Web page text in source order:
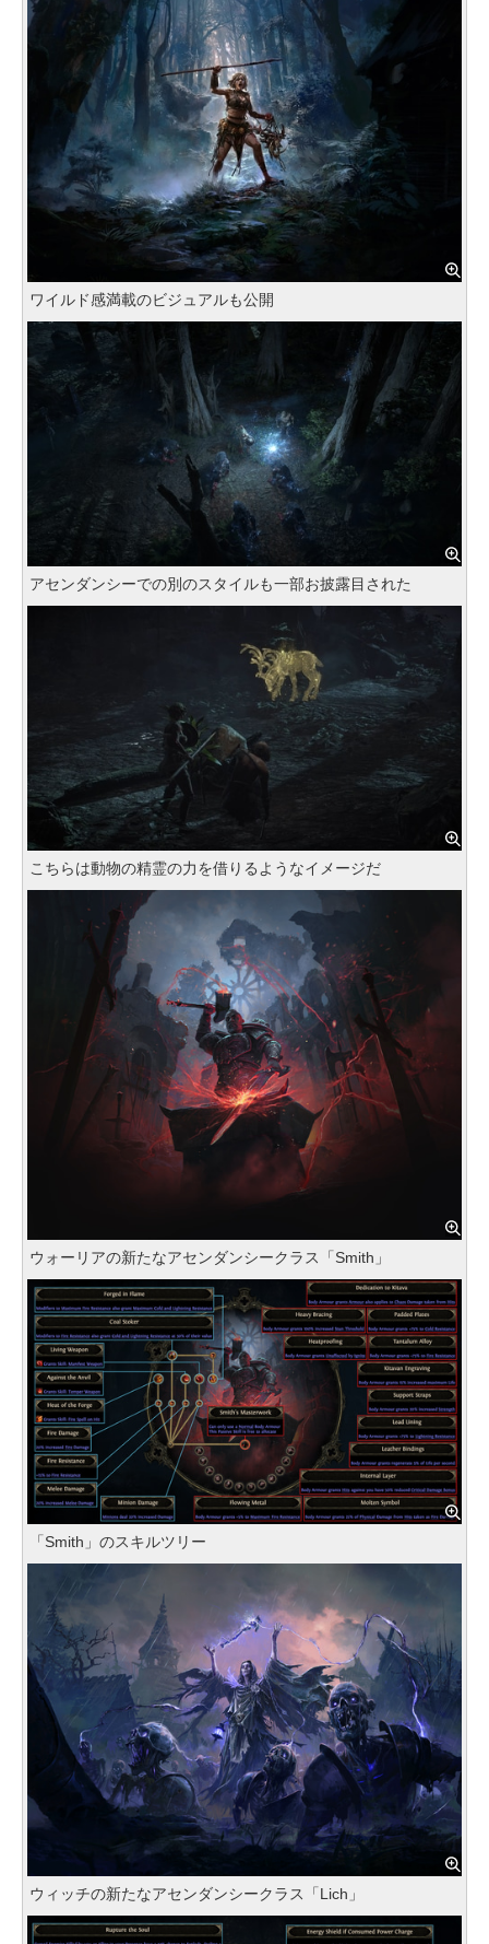
ワイルド感満載のビジュアルも公開
アセンダンシーでの別のスタイルも一部お披露目された
こちらは動物の精霊の力を借りるようなイメージだ
ウォーリアの新たなアセンダンシークラス「Smith」
「Smith」のスキルツリー
ウィッチの新たなアセンダンシークラス「Lich」